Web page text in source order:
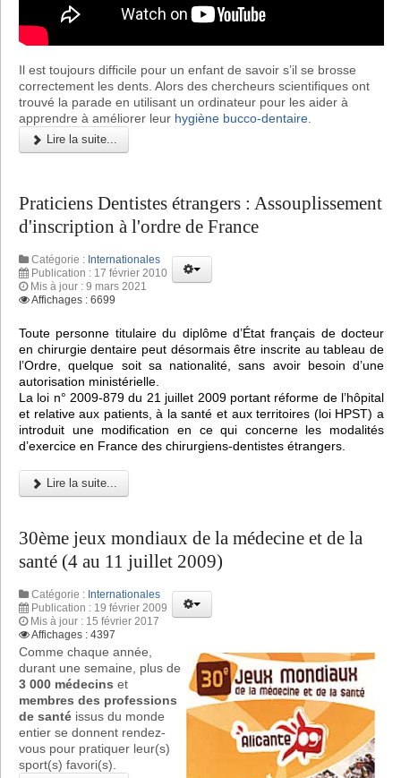
Il est toujours difficile pour un enfant de savoir s’il se brosse
correctement les dents. Alors des chercheurs scientifiques ont
trouvé la parade en utilisant un ordinateur pour les aider à
apprendre à améliorer leur hygiène bucco-dentaire.
Lire la suite...
Praticiens Dentistes étrangers : Assouplissement
d'inscription à l'ordre de France
Catégorie : Internationales
Publication : 17 février 2010
Mis à jour : 9 mars 2021
Affichages : 6699
Toute personne titulaire du diplôme d’État français de docteur
en chirurgie dentaire peut désormais être inscrite au tableau de
l’Ordre, quelque soit sa nationalité, sans avoir besoin d’une
autorisation ministérielle.
La loi n° 2009-879 du 21 juillet 2009 portant réforme de l’hôpital
et relative aux patients, à la santé et aux territoires (loi HPST) a
introduit une modification en ce qui concerne les modalités
d’exercice en France des chirurgiens-dentistes étrangers.
Lire la suite...
30ème jeux mondiaux de la médecine et de la
santé (4 au 11 juillet 2009)
Catégorie : Internationales
Publication : 19 février 2009
Mis à jour : 15 février 2017
Affichages : 4397
Comme chaque année,
durant une semaine, plus de
3 000 médecins et
membres des professions
de santé issus du monde
entier se donnent rendez-
vous pour pratiquer leur(s)
sport(s) favori(s).